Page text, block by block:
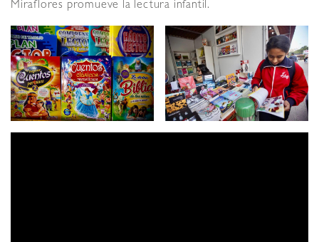
Miraflores promueve la lectura infantil.